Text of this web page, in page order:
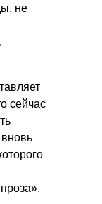
не
сейчас